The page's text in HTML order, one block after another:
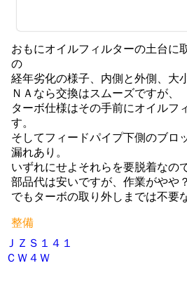
おもにオイルフィルターの土台に
の
経年劣化の様子、内側と外側、大
ＮＡなら交換はスムーズですが、
ターボ仕様はその手前にオイルフ
す。
そしてフィードパイプ下側のブロ
漏れあり。
いずれにせよそれらを要脱着なの
部品代は安いですが、作業がやや？
でもターボの取り外しまでは不要
整備
投
ＪＺＳ１４１
ＣＷ４Ｗ